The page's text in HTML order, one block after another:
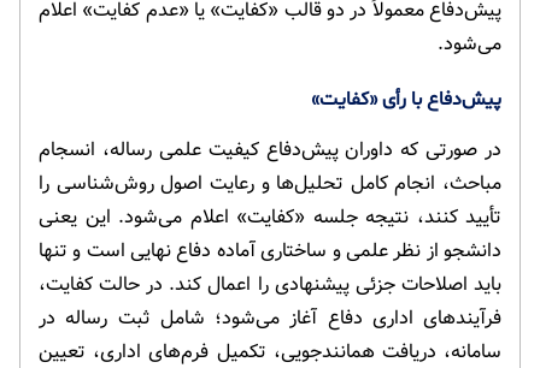
پیش‌دفاع معمولاً در دو قالب «کفایت» یا «عدم کفایت» اعلام
می‌شود.
پیش‌دفاع با رأی «کفایت»
در صورتی که داوران پیش‌دفاع کیفیت علمی رساله، انسجام
مباحث، انجام کامل تحلیل‌ها و رعایت اصول روش‌شناسی را
تأیید کنند، نتیجه جلسه «کفایت» اعلام می‌شود. این یعنی
دانشجو از نظر علمی و ساختاری آماده دفاع نهایی است و تنها
باید اصلاحات جزئی پیشنهادی را اعمال کند. در حالت کفایت،
فرآیندهای اداری دفاع آغاز می‌شود؛ شامل ثبت رساله در
سامانه، دریافت همانندجویی، تکمیل فرم‌های اداری، تعیین